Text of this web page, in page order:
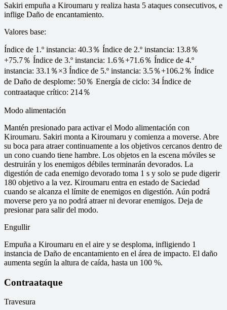
Sakiri empuña a Kiroumaru y realiza hasta 5 ataques consecutivos, e
inflige Daño de encantamiento.
Valores base:
Índice de 1.º instancia: 40.3％ Índice de 2.º instancia: 13.8％
+75.7％ Índice de 3.º instancia: 1.6％+71.6％ Índice de 4.º
instancia: 33.1％×3 Índice de 5.º instancia: 3.5％+106.2％ Índice
de Daño de desplome: 50％ Energía de ciclo: 34 Índice de
contraataque crítico: 214％
Modo alimentación
Mantén presionado para activar el Modo alimentación con
Kiroumaru. Sakiri monta a Kiroumaru y comienza a moverse. Abre
su boca para atraer continuamente a los objetivos cercanos dentro de
un cono cuando tiene hambre. Los objetos en la escena móviles se
destruirán y los enemigos débiles terminarán devorados. La
digestión de cada enemigo devorado toma 1 s y solo se pude digerir
180 objetivo a la vez. Kiroumaru entra en estado de Saciedad
cuando se alcanza el límite de enemigos en digestión. Aún podrá
moverse pero ya no podrá atraer ni devorar enemigos. Deja de
presionar para salir del modo.
Engullir
Empuña a Kiroumaru en el aire y se desploma, infligiendo 1
instancia de Daño de encantamiento en el área de impacto. El daño
aumenta según la altura de caída, hasta un 100 %.
Contraataque
Travesura